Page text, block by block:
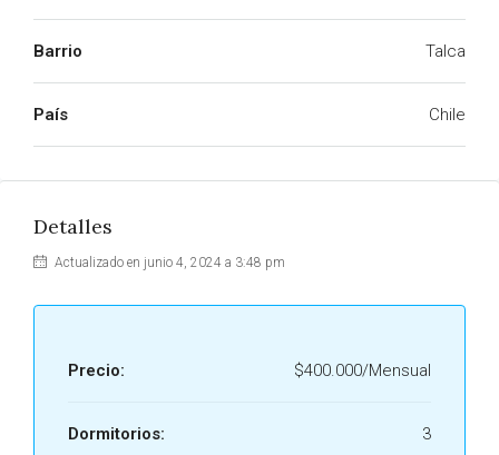
Barrio Talca
País Chile
Detalles
Actualizado en junio 4, 2024 a 3:48 pm
Precio: $400.000/Mensual
Dormitorios: 3